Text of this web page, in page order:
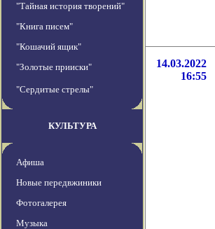
"Тайная история творений"
"Книга писем"
"Кошачий ящик"
"Золотые прииски"
"Сердитые стрелы"
КУЛЬТУРА
Афиша
Новые передвжиники
Фотогалерея
Музыка
14.03.2022
16:55